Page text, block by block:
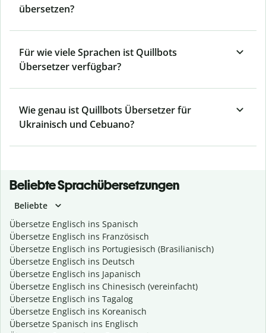
übersetzen?
Für wie viele Sprachen ist Quillbots
Übersetzer verfügbar?
Wie genau ist Quillbots Übersetzer für
Ukrainisch und Cebuano?
Beliebte Sprachübersetzungen
Beliebte
Übersetze Englisch ins Spanisch
Übersetze Englisch ins Französisch
Übersetze Englisch ins Portugiesisch (Brasilianisch)
Übersetze Englisch ins Deutsch
Übersetze Englisch ins Japanisch
Übersetze Englisch ins Chinesisch (vereinfacht)
Übersetze Englisch ins Tagalog
Übersetze Englisch ins Koreanisch
Übersetze Spanisch ins Englisch